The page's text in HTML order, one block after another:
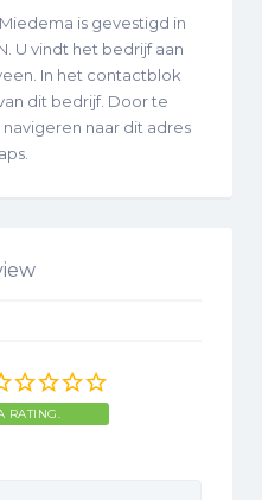
is gevestigd in
U vindt het bedrijf aan
In het contactblok
dit bedrijf. Door te
naar dit adres
RATING.